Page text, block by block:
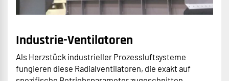
Industrie-Ventilatoren
Als Herzstück industrieller Prozessluftsysteme
fungieren diese Radialventilatoren, die exakt auf